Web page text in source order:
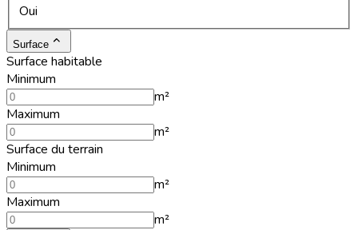
Oui
Surface
Surface habitable
Minimum
m²
Maximum
m²
Surface du terrain
Minimum
m²
Maximum
m²